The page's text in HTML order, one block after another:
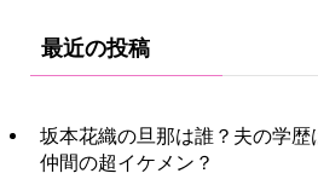
最近の投稿
坂本花織の旦那は誰？夫の学
仲間の超イケメン？